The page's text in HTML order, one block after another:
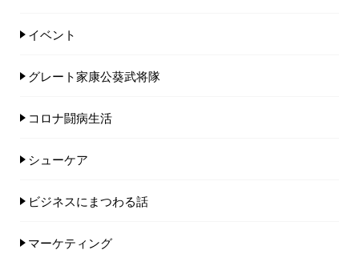
イベント
グレート家康公葵武将隊
コロナ闘病生活
シューケア
ビジネスにまつわる話
マーケティング